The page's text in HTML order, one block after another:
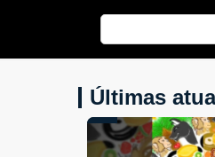
Últimas